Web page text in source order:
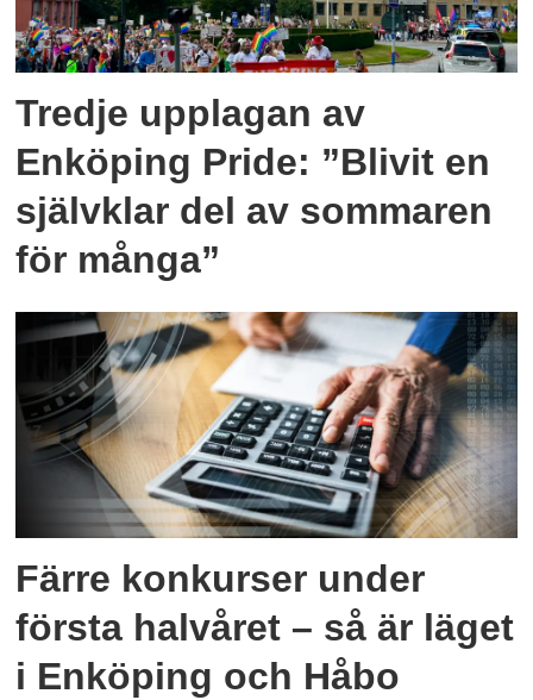
Tredje upplagan av
Enköping Pride: ”Blivit en
självklar del av sommaren
för många”
Färre konkurser under
första halvåret – så är läget
i Enköping och Håbo